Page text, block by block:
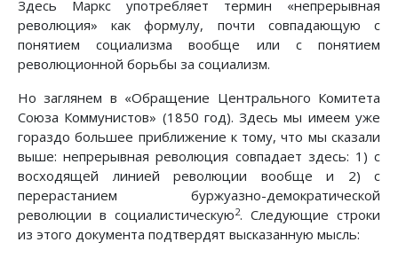
Здесь Маркс употребляет термин «непрерывная
революция» как формулу, почти совпадающую с
понятием социализма вообще или с понятием
революционной борьбы за социализм.
Но заглянем в «Обращение Центрального Комитета
Союза Коммунистов» (1850 год). Здесь мы имеем уже
гораздо большее приближение к тому, что мы сказали
выше: непрерывная революция совпадает здесь: 1) с
восходящей линией революции вообще и 2) с
перерастанием буржуазно-демократической
революции в социалистическую2. Следующие строки
из этого документа подтвердят высказанную мысль: